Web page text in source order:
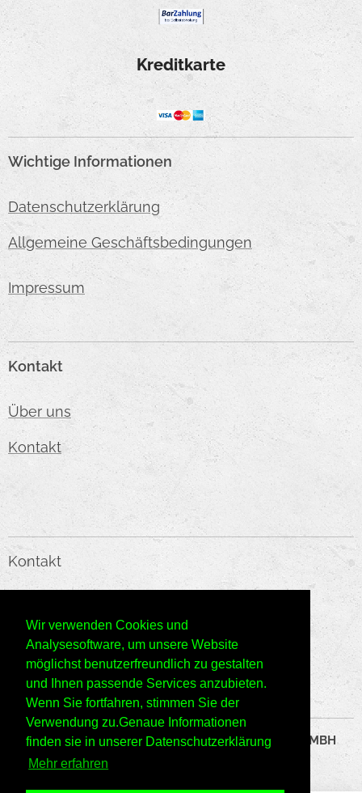
Wir verwenden Cookies und
Analysesoftware, um unsere Website
möglichst benutzerfreundlich zu gestalten
und Ihnen passende Services anzubieten.
Wenn Sie fortfahren, stimmen Sie der
Verwendung zu.Genaue Informationen
finden sie in unserer Datenschutzerklärung
Mehr erfahren
Kreditkarte
Wichtige Informationen
Datenschutzerklärung
Allgemeine Geschäftsbedingungen
Impressum
Kontakt
Über uns
Kontakt
Kontakt
E-Mail:office@kmc-web.at
Telefon: +43660/6666143
©2024 Alle Rechte vorbehalten KMC HANDELS GMBH
Datenschutzrichtlinien